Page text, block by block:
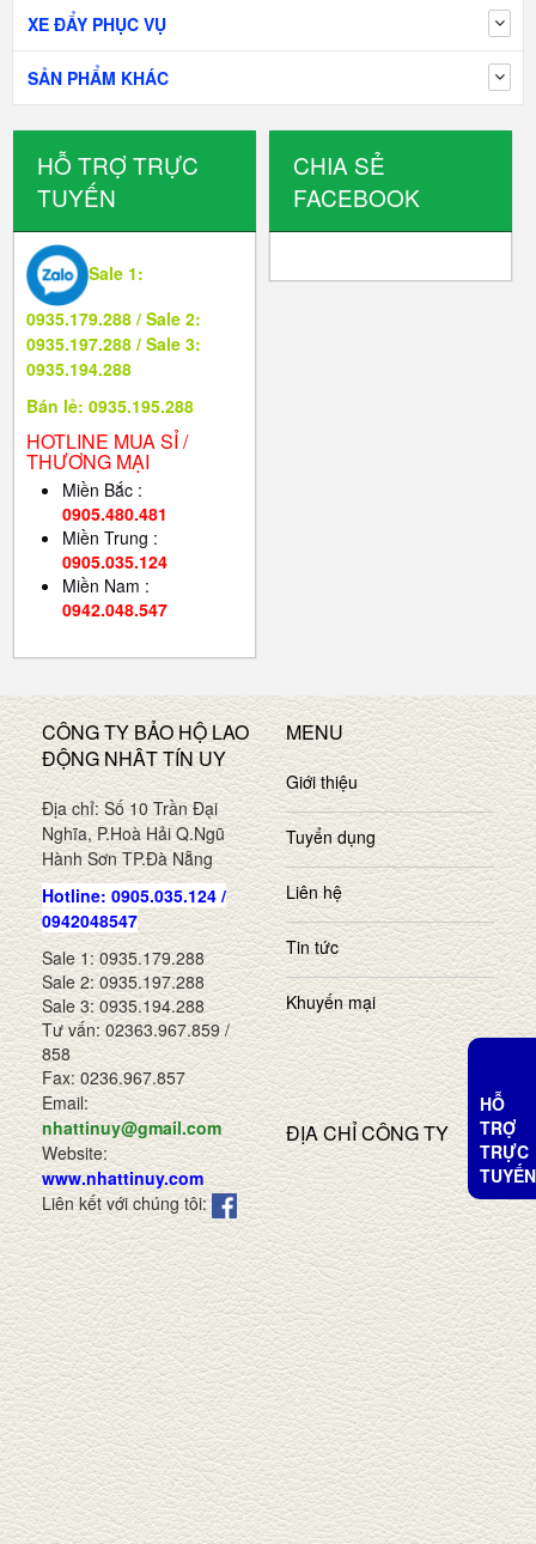
XE ĐẨY PHỤC VỤ
SẢN PHẨM KHÁC
HỖ TRỢ TRỰC
TUYẾN
Sale 1:
0935.179.288 / Sale 2:
0935.197.288 / Sale 3:
0935.194.288
Bán lẻ: 0935.195.288
HOTLINE MUA SỈ /
THƯƠNG MẠI
Miền Bắc :
0905.480.481
Miền Trung :
0905.035.124
Miền Nam :
0942.048.547
CHIA SẺ
FACEBOOK
CÔNG TY BẢO HỘ LAO
ĐỘNG NHÂT TÍN UY
Địa chỉ: Số 10 Trần Đại
Nghĩa, P.Hoà Hải Q.Ngũ
Hành Sơn TP.Đà Nẵng
Hotline: 0905.035.124 /
0942048547
Sale 1: 0935.179.288
Sale 2: 0935.197.288
Sale 3: 0935.194.288
Tư vấn: 02363.967.859 /
858
Fax: 0236.967.857
Email:
nhattinuy@gmail.com
Website:
www.nhattinuy.com
Liên kết với chúng tôi:
MENU
Giới thiệu
Tuyển dụng
Liên hệ
Tin tức
Khuyến mại
ĐỊA CHỈ CÔNG TY
HỖ
TRỢ
TRỰC
TUYẾN